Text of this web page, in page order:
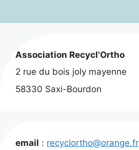
Association Recycl'Ortho
2 rue du bois joly mayenne
58330 Saxi-Bourdon
email : recyclortho@orange.fr